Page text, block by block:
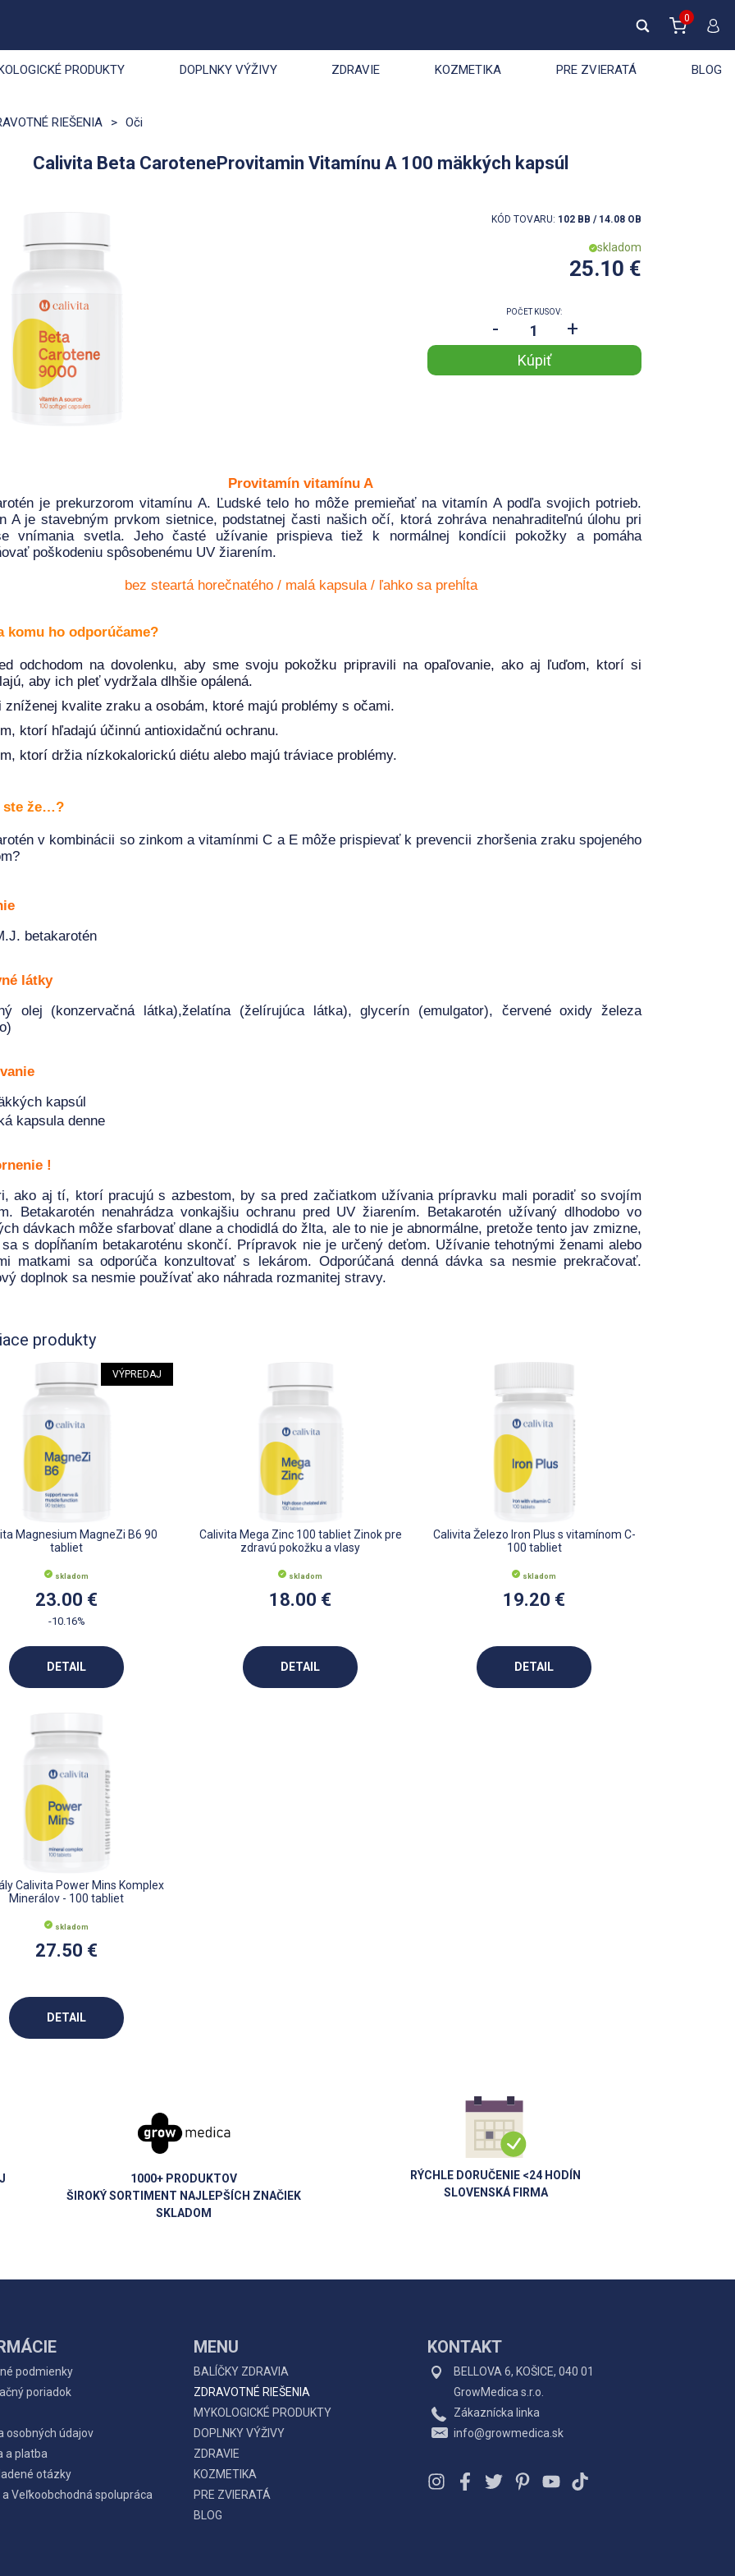
0
PRODUKTY DOPLNKY VÝŽIVY ZDRAVIE KOZMETIKA PRE ZVIERATÁ BLOG
RIEŠENIA > Oči
Calivita Beta CaroteneProvitamin Vitamínu A 100 mäkkých kapsúl
KÓD TOVARU: 102 BB / 14.08 OB
skladom
25.10 €
POČET KUSOV:
- +
Provitamín vitamínu A
je prekurzorom vitamínu A. Ľudské telo ho môže premieňať na vitamín A podľa svojich potrieb.
A je stavebným prvkom sietnice, podstatnej časti našich očí, ktorá zohráva nenahraditeľnú úlohu pri
vnímania svetla. Jeho časté užívanie prispieva tiež k normálnej kondícii pokožky a pomáha
poškodeniu spôsobenému UV žiarením.
bez steartá horečnatého / malá kapsula / ľahko sa prehĺta
komu ho odporúčame?
odchodom na dovolenku, aby sme svoju pokožku pripravili na opaľovanie, ako aj ľuďom, ktorí si
aby ich pleť vydržala dlhšie opálená.
zníženej kvalite zraku a osobám, ktoré majú problémy s očami.
ktorí hľadajú účinnú antioxidačnú ochranu.
ktorí držia nízkokalorickú diétu alebo majú tráviace problémy.
ste že…?
v kombinácii so zinkom a vitamínmi C a E môže prispievať k prevencii zhoršenia zraku spojeného
betakarotén
látky
olej (konzervačná látka),želatína (želírujúca látka), glycerín (emulgator), červené oxidy železa
kapsúl
kapsula denne
!
ako aj tí, ktorí pracujú s azbestom, by sa pred začiatkom užívania prípravku mali poradiť so svojím
Betakarotén nenahrádza vonkajšiu ochranu pred UV žiarením. Betakarotén užívaný dlhodobo vo
dávkach môže sfarbovať dlane a chodidlá do žlta, ale to nie je abnormálne, pretože tento jav zmizne,
s dopĺňaním betakaroténu skončí. Prípravok nie je určený deťom. Užívanie tehotnými ženami alebo
matkami sa odporúča konzultovať s lekárom. Odporúčaná denná dávka sa nesmie prekračovať.
doplnok sa nesmie používať ako náhrada rozmanitej stravy.
produkty
VÝPREDAJ
Magnesium MagneZi B6 90
tabliet
skladom
23.00 €
-10.16%
DETAIL
Calivita Mega Zinc 100 tabliet Zinok pre
zdravú pokožku a vlasy
skladom
18.00 €
DETAIL
Calivita Železo Iron Plus s vitamínom C-
100 tabliet
skladom
19.20 €
DETAIL
Calivita Power Mins Komplex
Minerálov - 100 tabliet
skladom
27.50 €
DETAIL
1000+ PRODUKTOV
ŠIROKÝ SORTIMENT NAJLEPŠÍCH ZNAČIEK
SKLADOM
RÝCHLE DORUČENIE <24 HODÍN
SLOVENSKÁ FIRMA
podmienky
poriadok
osobných údajov
a platba
otázky
Veľkoobchodná spolupráca
MENU
BALÍČKY ZDRAVIA
ZDRAVOTNÉ RIEŠENIA
MYKOLOGICKÉ PRODUKTY
DOPLNKY VÝŽIVY
ZDRAVIE
KOZMETIKA
PRE ZVIERATÁ
BLOG
KONTAKT
BELLOVA 6, KOŠICE, 040 01
GrowMedica s.r.o.
Zákaznícka linka
info@growmedica.sk